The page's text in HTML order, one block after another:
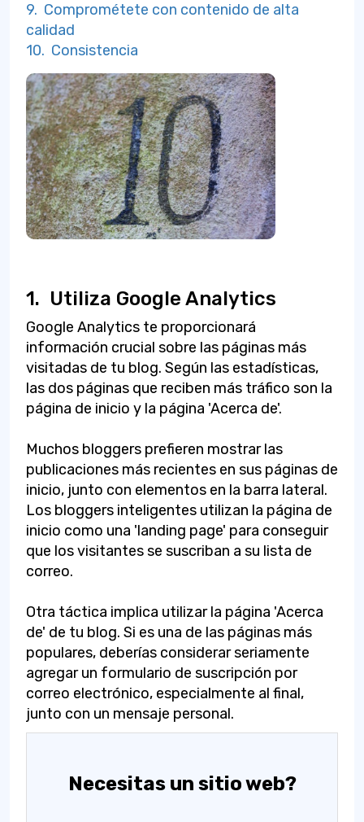
9. Comprométete con contenido de alta
calidad
10. Consistencia
1. Utiliza Google Analytics
Google Analytics te proporcionará
información crucial sobre las páginas más
visitadas de tu blog. Según las estadísticas,
las dos páginas que reciben más tráfico son la
página de inicio y la página 'Acerca de'.
Muchos bloggers prefieren mostrar las
publicaciones más recientes en sus páginas de
inicio, junto con elementos en la barra lateral.
Los bloggers inteligentes utilizan la página de
inicio como una 'landing page' para conseguir
que los visitantes se suscriban a su lista de
correo.
Otra táctica implica utilizar la página 'Acerca
de' de tu blog. Si es una de las páginas más
populares, deberías considerar seriamente
agregar un formulario de suscripción por
correo electrónico, especialmente al final,
junto con un mensaje personal.
Necesitas un sitio web?